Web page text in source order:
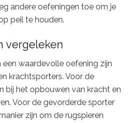
andere oefeningen toe om je
peil te houden.
vergeleken
waardevolle oefening zijn
krachtsporters. Voor de
bij het opbouwen van kracht en
Voor de gevorderde sporter
zijn om de rugspieren